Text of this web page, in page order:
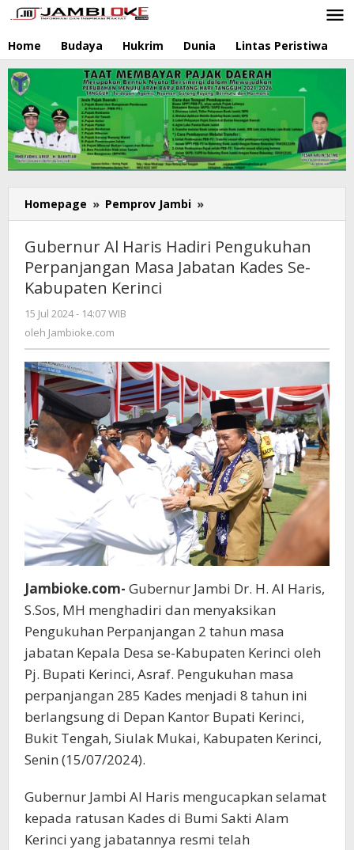
Lewati
ke
konten
Home Budaya Hukrim Dunia Lintas Peristiwa
Homepage » Pemprov Jambi »
Al
Hadiri
Pengukuhan
Se-
Kabupaten
Kerinci
Gubernur Al Haris Hadiri Pengukuhan
Perpanjangan Masa Jabatan Kades Se-
Kabupaten Kerinci
15 Jul 2024 - 14:07 WIB
oleh Jambioke.com
Jambioke.com- Gubernur Jambi Dr. H. Al Haris,
S.Sos, MH menghadiri dan menyaksikan
Pengukuhan Perpanjangan 2 tahun masa
jabatan Kepala Desa se-Kabupaten Kerinci oleh
Pj. Bupati Kerinci, Asraf. Pengukuhan masa
perpanjangan 285 Kades menjadi 8 tahun ini
berlangsung di Depan Kantor Bupati Kerinci,
Bukit Tengah, Siulak Mukai, Kabupaten Kerinci,
Senin (15/07/2024).
Gubernur Jambi Al Haris mengucapkan selamat
kepada ratusan Kades di Bumi Sakti Alam
Kerinci yang jabatannya resmi telah